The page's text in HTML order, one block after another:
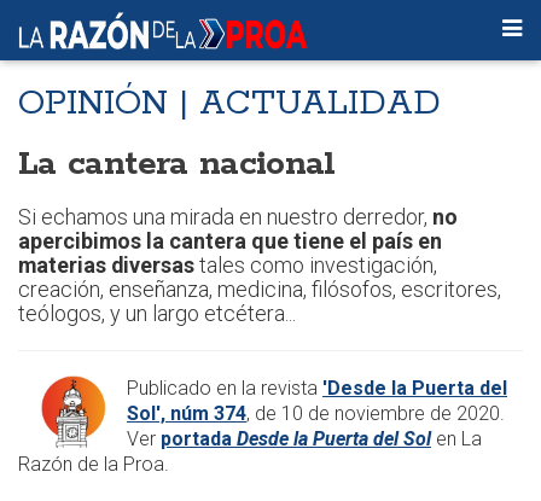
OPINIÓN | ACTUALIDAD
La cantera nacional
Si echamos una mirada en nuestro derredor, no
apercibimos la cantera que tiene el país en
materias diversastales como investigación,
creación, enseñanza, medicina, filósofos, escritores,
teólogos, y un largo etcétera...
​Publicado en la revista 'Desde la Puerta del
Sol', núm 374, de 10 de noviembre de 2020.
Ver portada Desde la Puerta del Solen La
Razón de la Proa.